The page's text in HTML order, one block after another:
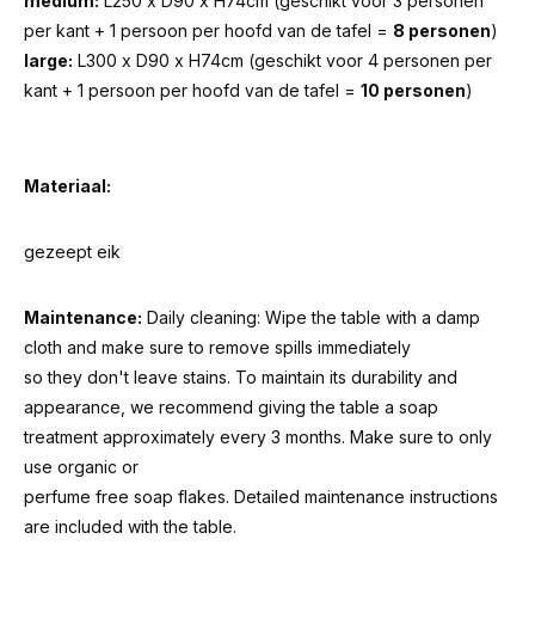
per kant + 1 persoon per hoofd van de tafel = 8 personen)
large: L300 x D90 x H74cm (geschikt voor 4 personen per
kant + 1 persoon per hoofd van de tafel = 10 personen)
Materiaal:
gezeept eik
Maintenance: Daily cleaning: Wipe the table with a damp
cloth and make sure to remove spills immediately
so they don't leave stains. To maintain its durability and
appearance, we recommend giving the table a soap
treatment approximately every 3 months. Make sure to only
use organic or
perfume free soap flakes. Detailed maintenance instructions
are included with the table.